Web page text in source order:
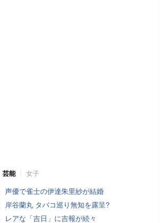
芸能 女子
声優で雀士の伊達朱里紗が結婚
岸谷蘭丸 タバコ巡り無知を露呈?
レアな「吉日」に吉報が続々